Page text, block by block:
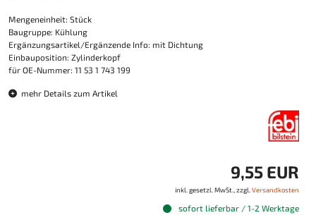
Mengeneinheit: Stück
Baugruppe: Kühlung
Ergänzungsartikel/Ergänzende Info: mit Dichtung
Einbauposition: Zylinderkopf
für OE-Nummer: 11 53 1 743 199
mehr Details zum Artikel
9,55 EUR
inkl. gesetzl. MwSt., zzgl. Versandkosten
sofort lieferbar / 1-2 Werktage